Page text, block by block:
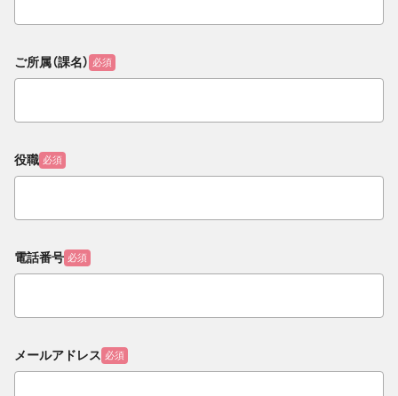
ご所属（課名） 必須
役職 必須
電話番号 必須
メールアドレス 必須